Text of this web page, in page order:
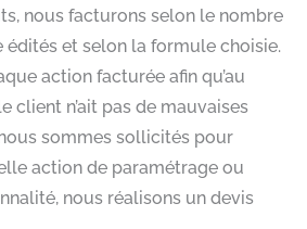
nous facturons selon le nombre
édités et selon la formule choisie.
action facturée afin qu’au
client n’ait pas de mauvaises
sommes sollicités pour
action de paramétrage ou
nous réalisons un devis